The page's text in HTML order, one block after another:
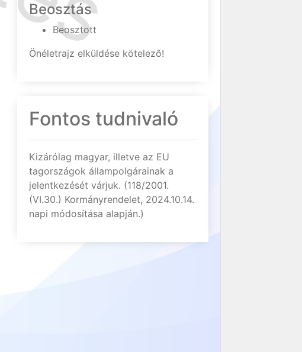
Beosztás
Beosztott
Önéletrajz elküldése kötelező!
Fontos tudnivaló
Kizárólag magyar, illetve az EU
tagországok állampolgárainak a
jelentkezését várjuk. (118/2001.
(VI.30.) Kormányrendelet, 2024.10.14.
napi módosítása alapján.)